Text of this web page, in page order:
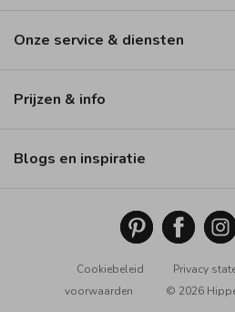
Onze service & diensten
Prijzen & info
Blogs en inspiratie
Cookiebeleid Privacy
voorwaarden
© 2026